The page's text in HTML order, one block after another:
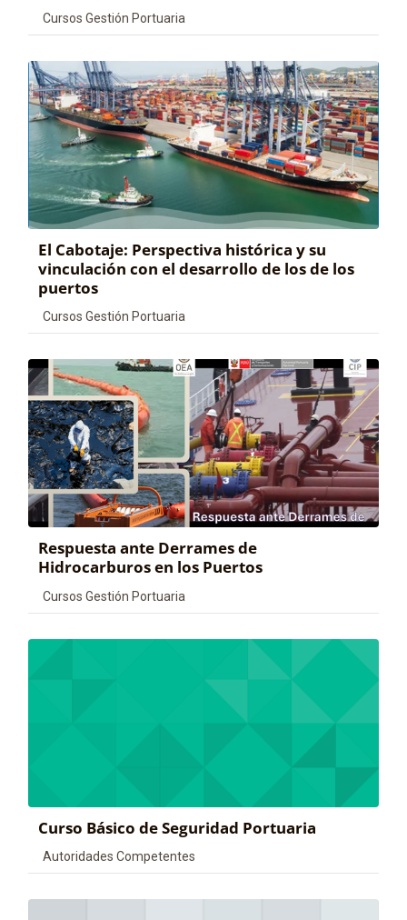
Categoría de cursos
Cursos Gestión Portuaria
El Cabotaje: Perspectiva histórica y su
vinculación con el desarrollo de los de los
puertos
Categoría de cursos
Cursos Gestión Portuaria
Respuesta ante Derrames de
Hidrocarburos en los Puertos
Categoría de cursos
Cursos Gestión Portuaria
Curso Básico de Seguridad Portuaria
Categoría de cursos
Autoridades Competentes